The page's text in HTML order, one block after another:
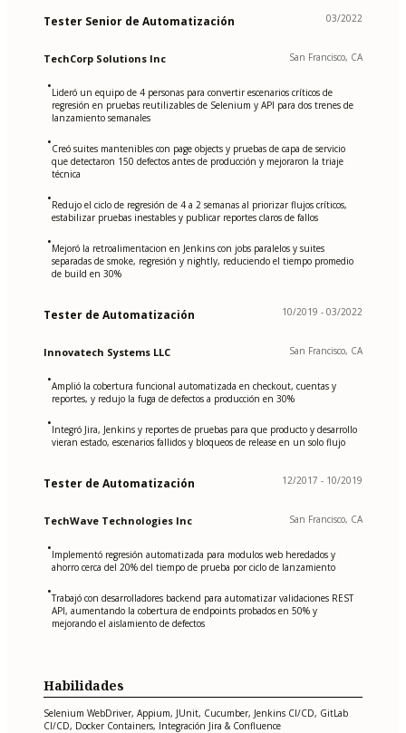
Tester Senior de Automatización 03/2022
TechCorp Solutions Inc San Francisco, CA
•Lideró un equipo de 4 personas para convertir escenarios críticos de
regresión en pruebas reutilizables de Selenium y API para dos trenes de
lanzamiento semanales
•Creó suites mantenibles con page objects y pruebas de capa de servicio
que detectaron 150 defectos antes de producción y mejoraron la triaje
técnica
•Redujo el ciclo de regresión de 4 a 2 semanas al priorizar flujos críticos,
estabilizar pruebas inestables y publicar reportes claros de fallos
•Mejoró la retroalimentacion en Jenkins con jobs paralelos y suites
separadas de smoke, regresión y nightly, reduciendo el tiempo promedio
de build en 30%
Tester de Automatización 10/2019 - 03/2022
Innovatech Systems LLC San Francisco, CA
•Amplió la cobertura funcional automatizada en checkout, cuentas y
reportes, y redujo la fuga de defectos a producción en 30%
•Integró Jira, Jenkins y reportes de pruebas para que producto y desarrollo
vieran estado, escenarios fallidos y bloqueos de release en un solo flujo
Tester de Automatización 12/2017 - 10/2019
TechWave Technologies Inc San Francisco, CA
•Implementó regresión automatizada para modulos web heredados y
ahorro cerca del 20% del tiempo de prueba por ciclo de lanzamiento
•Trabajó con desarrolladores backend para automatizar validaciones REST
API, aumentando la cobertura de endpoints probados en 50% y
mejorando el aislamiento de defectos
Habilidades
Selenium WebDriver, Appium, JUnit, Cucumber, Jenkins CI/CD, GitLab
CI/CD, Docker Containers, Integración Jira & Confluence